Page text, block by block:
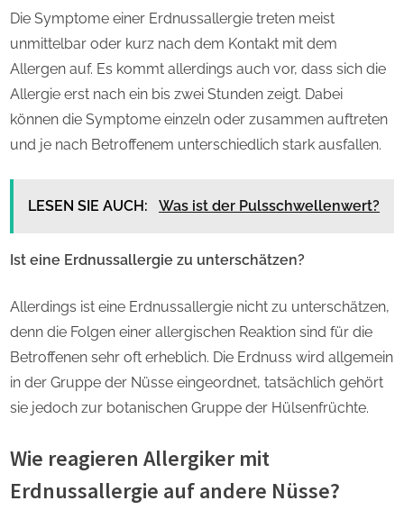
Die Symptome einer Erdnussallergie treten meist
unmittelbar oder kurz nach dem Kontakt mit dem
Allergen auf. Es kommt allerdings auch vor, dass sich die
Allergie erst nach ein bis zwei Stunden zeigt. Dabei
können die Symptome einzeln oder zusammen auftreten
und je nach Betroffenem unterschiedlich stark ausfallen.
LESEN SIE AUCH: Was ist der Pulsschwellenwert?
Ist eine Erdnussallergie zu unterschätzen?
Allerdings ist eine Erdnussallergie nicht zu unterschätzen,
denn die Folgen einer allergischen Reaktion sind für die
Betroffenen sehr oft erheblich. Die Erdnuss wird allgemein
in der Gruppe der Nüsse eingeordnet, tatsächlich gehört
sie jedoch zur botanischen Gruppe der Hülsenfrüchte.
Wie reagieren Allergiker mit
Erdnussallergie auf andere Nüsse?